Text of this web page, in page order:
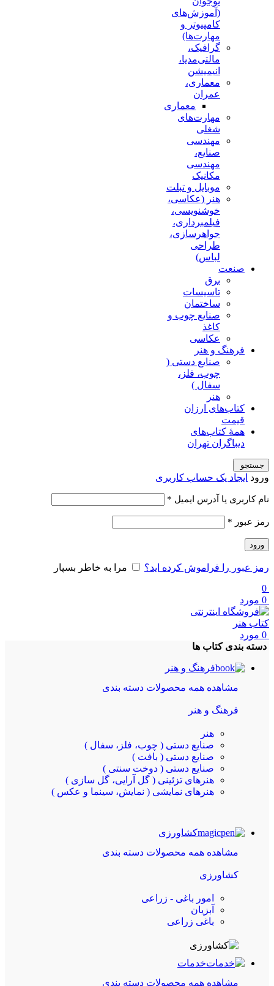
(آموزش‌های
کامپیوتر و
مهارت‌ها)
گرافیک،
مالتی‌مدیا،
انیمیشن
معماری،
عمران
معماری
مهارت‌های
شغلی
مهندسی
صنایع،
مهندسی
مکانیک
موبایل و تبلت
هنر (عکاسی،
خوشنویسی،
فیلمبرداری،
جواهرسازی،
طراحی
لباس)
صنعت
برق
تاسیسات
ساختمان
صنایع چوب و
کاغذ
عکاسی
فرهنگ و هنر
صنایع دستی (
چوب، فلز،
سفال )
هنر
کتاب‌های ارزان
قیمت
همۀ کتاب‌های
دیباگران تهران
جستجو
ورود ایجاد یک حساب کاربری
نام کاربری یا آدرس ایمیل *
رمز عبور *
ورود
رمز عبور را فراموش کرده اید؟
مرا به خاطر بسپار
0
0 مورد
0 مورد
دسته بندی کتاب ها
فرهنگ و هنر
مشاهده همه محصولات دسته بندی
فرهنگ و هنر
هنر
صنایع دستی ( چوب، فلز، سفال )
صنایع دستی ( بافت )
صنایع دستی ( دوخت سنتی )
هنرهای تزئینی ( گل آرایی، گل سازی )
هنرهای نمایشی ( نمایش، سینما و عکس )
کشاورزی
مشاهده همه محصولات دسته بندی
کشاورزی
امور باغی - زراعی
آبزیان
باغی زراعی
خدمات
مشاهده همه محصولات دسته بندی